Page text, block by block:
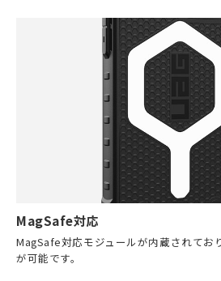
MagSafe対応
MagSafe対応モジュールが内蔵されてお
が可能です。